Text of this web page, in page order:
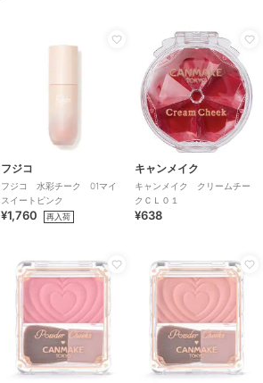
フジコ
フジコ 水彩チーク 01マイ
スイートピンク
¥1,760 再入荷
キャンメイク
キャンメイク クリームチー
クＣＬ０１
¥638